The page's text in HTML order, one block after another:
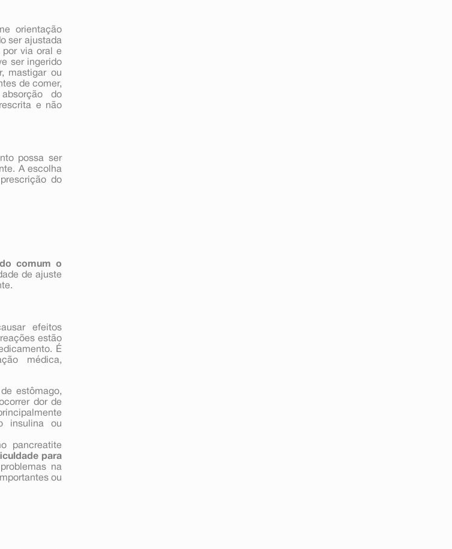
orientação
ser ajustada
por via oral e
ser ingerido
mastigar ou
de comer,
do
e não
possa ser
A escolha
do
comum o
de ajuste
efeitos
estão
É
médica,
estômago,
dor de
insulina ou
pancreatite
para
na
ou